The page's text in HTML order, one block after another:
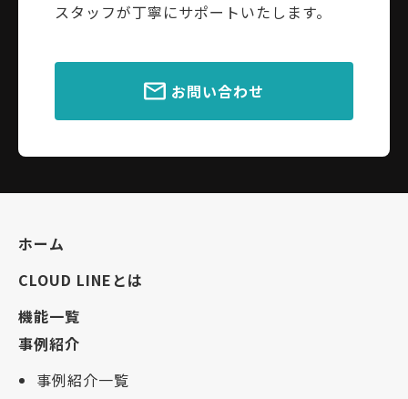
スタッフが丁寧にサポートいたします。
お問い合わせ
ホーム
CLOUD LINEとは
機能一覧
事例紹介
事例紹介一覧